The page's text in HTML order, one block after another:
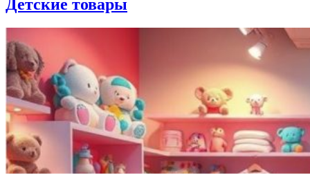
Детские товары